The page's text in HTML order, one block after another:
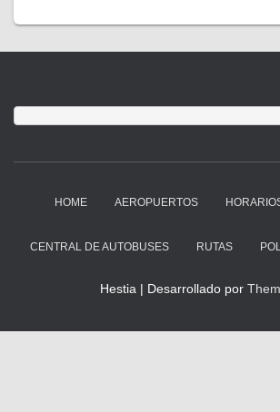
HOME AEROPUERTOS
CENTRAL DE AUTOBUSES RUTAS
Hestia | Desarrollado por